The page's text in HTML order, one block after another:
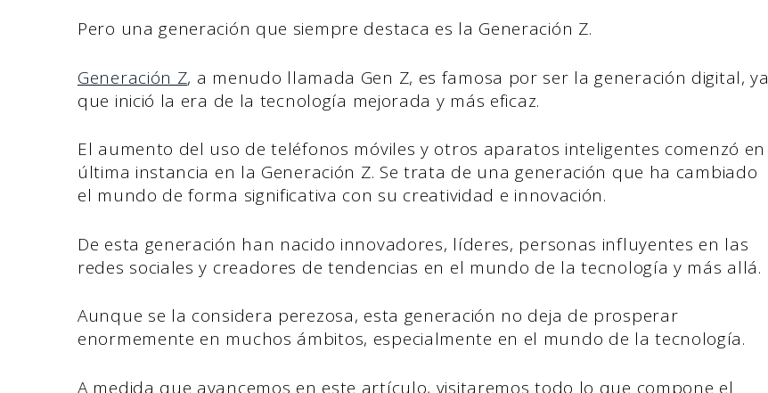
Pero una generación que siempre destaca es la Generación Z.
Generación Z, a menudo llamada Gen Z, es famosa por ser la generación digital, ya
que inició la era de la tecnología mejorada y más eficaz.
El aumento del uso de teléfonos móviles y otros aparatos inteligentes comenzó en
última instancia en la Generación Z. Se trata de una generación que ha cambiado
el mundo de forma significativa con su creatividad e innovación.
De esta generación han nacido innovadores, líderes, personas influyentes en las
redes sociales y creadores de tendencias en el mundo de la tecnología y más allá.
Aunque se la considera perezosa, esta generación no deja de prosperar
enormemente en muchos ámbitos, especialmente en el mundo de la tecnología.
A medida que avancemos en este artículo, visitaremos todo lo que compone el